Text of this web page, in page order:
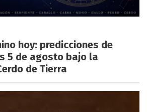
hoy: predicciones de
5 de agosto bajo la
de Tierra